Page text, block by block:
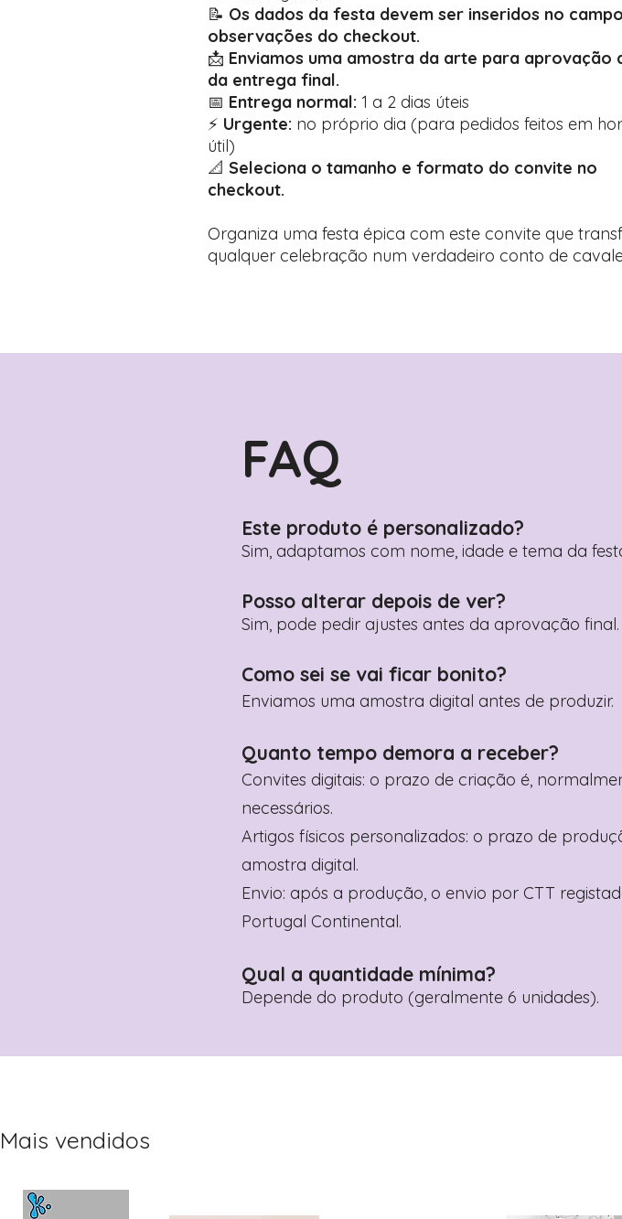
📝 Os dados da festa devem ser inseridos no
observações do checkout.
📩 Enviamos uma amostra da arte para aprovação
da entrega final.
📅 Entrega normal: 1 a 2 dias úteis
⚡ Urgente: no próprio dia (para pedidos feitos em
útil)
📐 Seleciona o tamanho e formato do convite no
checkout.
Organiza uma festa épica com este convite que
qualquer celebração num verdadeiro conto de
FAQ
Este produto é personalizado?
Sim, adaptamos com nome, idade e tema da
Posso alterar depois de ver?
Sim, pode pedir ajustes antes da aprovação final.
Como sei se vai ficar bonito?
Enviamos uma amostra digital antes de produzir.
Quanto tempo demora a receber?
Convites digitais: o prazo de criação é,
necessários.
Artigos físicos personalizados: o prazo de
amostra digital.
Envio: após a produção, o envio por CTT
Portugal Continental.
Qual a quantidade mínima?
Depende do produto (geralmente 6 unidades).
Mais vendidos